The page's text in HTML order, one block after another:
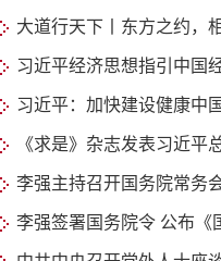
大道行天下丨东方之约
习近平经济思想指引中国
习近平：加快建设健康中国
《求是》杂志发表习近平
李强主持召开国务院常务
李强签署国务院令 公布《